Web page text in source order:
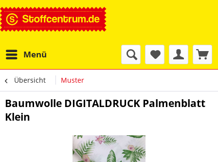
Menü
Übersicht Muster
Baumwolle DIGITALDRUCK Palmenblatt
Klein